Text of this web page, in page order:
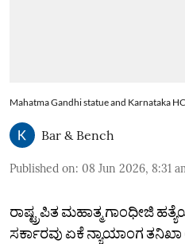
Mahatma Gandhi statue and Karnataka HC
Bar & Bench
Published on: 08 Jun 2026, 8:31
ರಾಷ್ಟ್ರಪಿತ ಮಹಾತ್ಮ ಗಾಂಧೀಜಿ
ಸರ್ಕಾರವು ಏಕೆ ನ್ಯಾಯಾಂಗ